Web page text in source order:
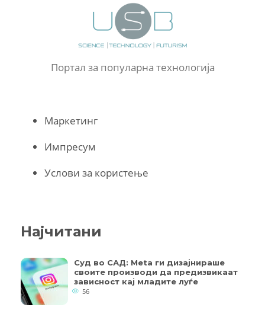
Портал за популарна технологија
Маркетинг
Импресум
Услови за користење
Најчитани
Суд во САД: Meta ги дизајнираше
своите производи да предизвикаат
зависност кај младите луѓе
56